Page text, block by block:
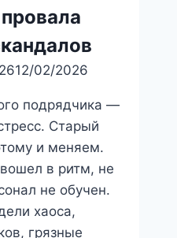
12/02/2026
подрядчика —
Старый
и меняем.
в ритм, не
не обучен.
хаоса,
грязные